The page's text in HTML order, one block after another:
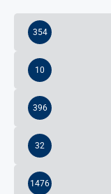
354
10
396
32
1476